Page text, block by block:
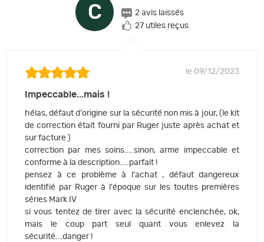
C
2 avis laissés
27 utiles reçus
le 09/12/2023
Impeccable...mais !
hélas, défaut d'origine sur la sécurité non mis à jour, (le kit
de correction était fourni par Ruger juste après achat et
sur facture )
correction par mes soins....sinon, arme impeccable et
conforme à la description....parfait !
pensez à ce problème à l'achat , défaut dangereux
identifié par Ruger à l'époque sur les toutes premières
séries Mark IV
si vous tentez de tirer avec la sécurité enclenchée, ok,
mais le coup part seul quant vous enlevez la
sécurité...danger !